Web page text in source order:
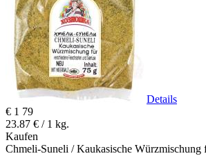
Details
€ 1 79
23.87 € / 1 kg.
Kaufen
Chmeli-Suneli / Kaukasische Würzmischung